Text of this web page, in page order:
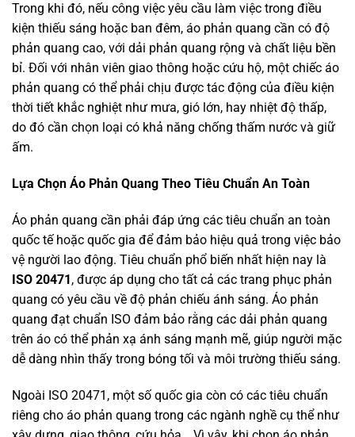
Trong khi đó, nếu công việc yêu cầu làm việc trong điều
kiện thiếu sáng hoặc ban đêm, áo phản quang cần có độ
phản quang cao, với dải phản quang rộng và chất liệu bền
bỉ. Đối với nhân viên giao thông hoặc cứu hộ, một chiếc áo
phản quang có thể phải chịu được tác động của điều kiện
thời tiết khắc nghiệt như mưa, gió lớn, hay nhiệt độ thấp,
do đó cần chọn loại có khả năng chống thấm nước và giữ
ấm.
Lựa Chọn Áo Phản Quang Theo Tiêu Chuẩn An Toàn
Áo phản quang cần phải đáp ứng các tiêu chuẩn an toàn
quốc tế hoặc quốc gia để đảm bảo hiệu quả trong việc bảo
vệ người lao động. Tiêu chuẩn phổ biến nhất hiện nay là
ISO 20471, được áp dụng cho tất cả các trang phục phản
quang có yêu cầu về độ phản chiếu ánh sáng. Áo phản
quang đạt chuẩn ISO đảm bảo rằng các dải phản quang
trên áo có thể phản xạ ánh sáng mạnh mẽ, giúp người mặc
dễ dàng nhìn thấy trong bóng tối và môi trường thiếu sáng.
Ngoài ISO 20471, một số quốc gia còn có các tiêu chuẩn
riêng cho áo phản quang trong các ngành nghề cụ thể như